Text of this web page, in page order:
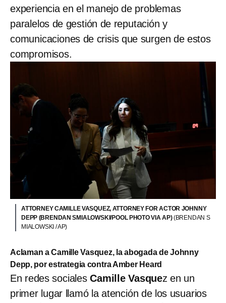
experiencia en el manejo de problemas
paralelos de gestión de reputación y
comunicaciones de crisis que surgen de estos
compromisos.
ATTORNEY CAMILLE VASQUEZ, ATTORNEY FOR ACTOR JOHNNY
DEPP (BRENDAN SMIALOWSKI/POOL PHOTO VIA AP)(BRENDAN S
MIALOWSKI / AP)
Aclaman a Camille Vasquez, la abogada de Johnny
Depp, por estrategia contra Amber Heard
En redes socialesCamille Vasquez en un
primer lugar llamó la atención de los usuarios